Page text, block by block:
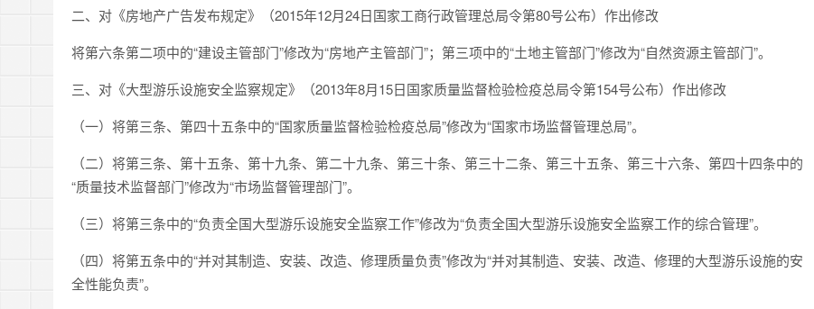
二、对《房地产广告发布规定》（2015年12月24日国家工商行政管理总局令第80号公布）作出修改
将第六条第二项中的“建设主管部门”修改为“房地产主管部门”；第三项中的“土地主管部门”修改为“自然资源主管部门”。
三、对《大型游乐设施安全监察规定》（2013年8月15日国家质量监督检验检疫总局令第154号公布）作出修改
（一）将第三条、第四十五条中的“国家质量监督检验检疫总局”修改为“国家市场监督管理总局”。
（二）将第三条、第十五条、第十九条、第二十九条、第三十条、第三十二条、第三十五条、第三十六条、第四十四条中的
“质量技术监督部门”修改为“市场监督管理部门”。
（三）将第三条中的“负责全国大型游乐设施安全监察工作”修改为“负责全国大型游乐设施安全监察工作的综合管理”。
（四）将第五条中的“并对其制造、安装、改造、修理质量负责”修改为“并对其制造、安装、改造、修理的大型游乐设施的安
全性能负责”。